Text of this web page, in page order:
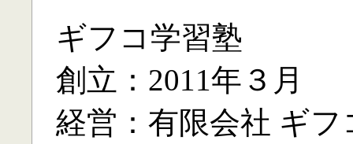
ギフコ学習塾
創立：2011年３月
経営：有限会社 ギフ